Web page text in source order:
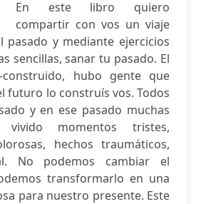
En este libro quiero
compartir con vos un viaje
y mediante ejercicios
sencillas, sanar tu pasado. El
hubo gente que
futuro lo construís vos. Todos
y en ese pasado muchas
vivido momentos tristes,
hechos traumáticos,
No podemos cambiar el
transformarlo en una
para nuestro presente. Este